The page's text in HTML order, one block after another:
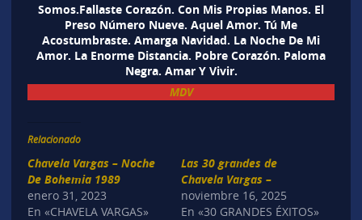
Somos.Fallaste Corazón. Con Mis Propias Manos. El
Preso Número Nueve. Aquel Amor. Tú Me
Acostumbraste. Amarga Navidad. La Noche De Mi
Amor. La Enorme Distancia. Pobre Corazón. Paloma
Negra. Amar Y Vivir.
MDV
Relacionado
Chavela Vargas – Noche
De Bohemia 1989
enero 31, 2023
En «CHAVELA VARGAS»
Las 30 grandes de
Chavela Vargas –
noviembre 16, 2025
En «30 GRANDES ÉXITOS»